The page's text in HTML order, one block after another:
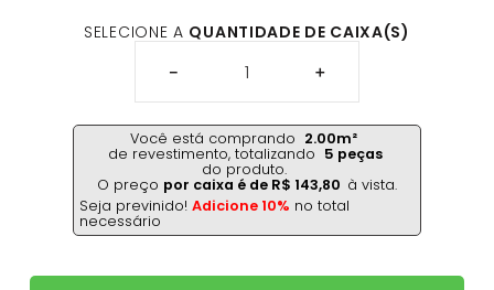
SELECIONE A QUANTIDADE DE CAIXA(S)
＋
－
Você está comprando 2.00m²
de revestimento, totalizando 5 peças
do produto.
O preço por caixa é de R$ 143,80 à vista.
Seja previnido!Adicione 10% no total
necessário